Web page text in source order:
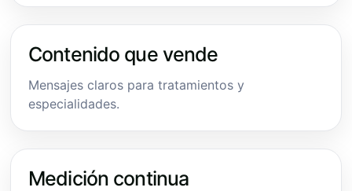
Contenido que vende
Mensajes claros para tratamientos y
especialidades.
Medición continua